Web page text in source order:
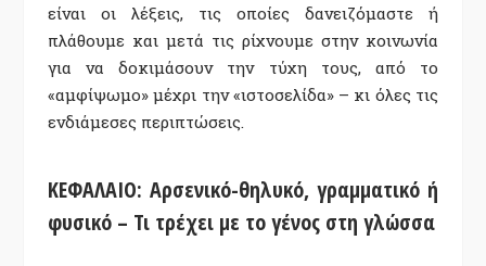
είναι οι λέξεις, τις οποίες δανειζόμαστε ή
πλάθουμε και μετά τις ρίχνουμε στην κοινωνία
για να δοκιμάσουν την τύχη τους, από το
«αμφίψωμο» μέχρι την «ιστοσελίδα» – κι όλες τις
ενδιάμεσες περιπτώσεις.
ΚΕΦΑΛΑΙΟ: Αρσενικό-θηλυκό, γραμματικό ή
φυσικό – Τι τρέχει με το γένος στη γλώσσα